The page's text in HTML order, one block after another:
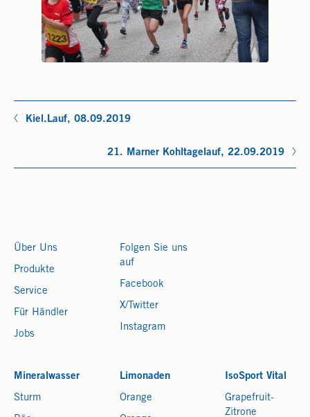
Kiel.Lauf, 08.09.2019
21. Marner Kohltagelauf, 22.09.2019
Mineralwasser
Sturm
Limonaden
Orange
IsoSport Vital
Grapefruit-
Zitrone
Über Uns
Produkte
Service
Für Händler
Jobs
Folgen Sie uns
auf
Facebook
X/Twitter
Instagram